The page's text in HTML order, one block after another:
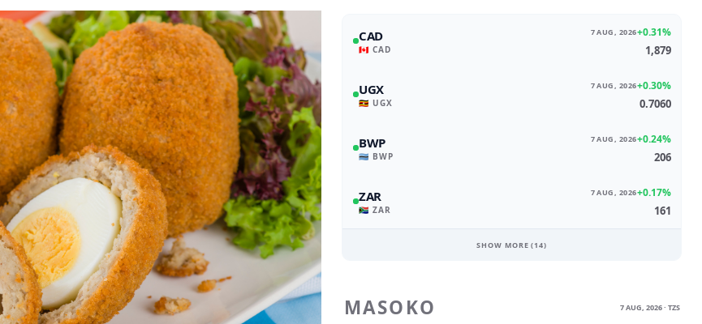
CAD
🇨🇦 CAD
7 AUG, 2026+0.31%
1,879
UGX
🇺🇬 UGX
7 AUG, 2026+0.30%
0.7060
BWP
🇧🇼 BWP
7 AUG, 2026+0.24%
206
ZAR
🇿🇦 ZAR
7 AUG, 2026+0.17%
161
SHOW MORE (14)
MASOKO 7 AUG, 2026 · TZS